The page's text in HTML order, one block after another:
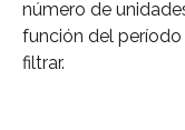
número de
función del
filtrar.